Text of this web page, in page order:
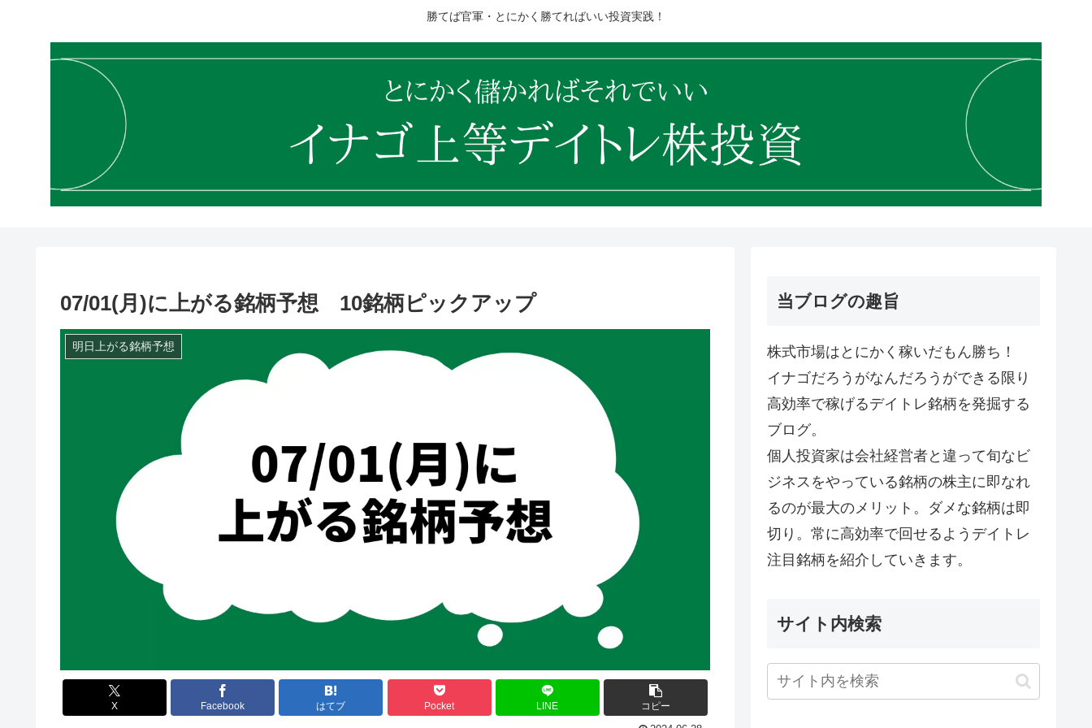
勝てば官軍・とにかく勝てればいい投資実践！
07/01(月)に上がる銘柄予想 10銘柄ピックアップ
明日上がる銘柄予想
X Facebook はてブ Pocket LINE コピー
当ブログの趣旨
株式市場はとにかく稼いだもん勝ち！
イナゴだろうがなんだろうができる限り
高効率で稼げるデイトレ銘柄を発掘する
ブログ。
個人投資家は会社経営者と違って旬なビ
ジネスをやっている銘柄の株主に即なれ
るのが最大のメリット。ダメな銘柄は即
切り。常に高効率で回せるようデイトレ
注目銘柄を紹介していきます。
サイト内検索